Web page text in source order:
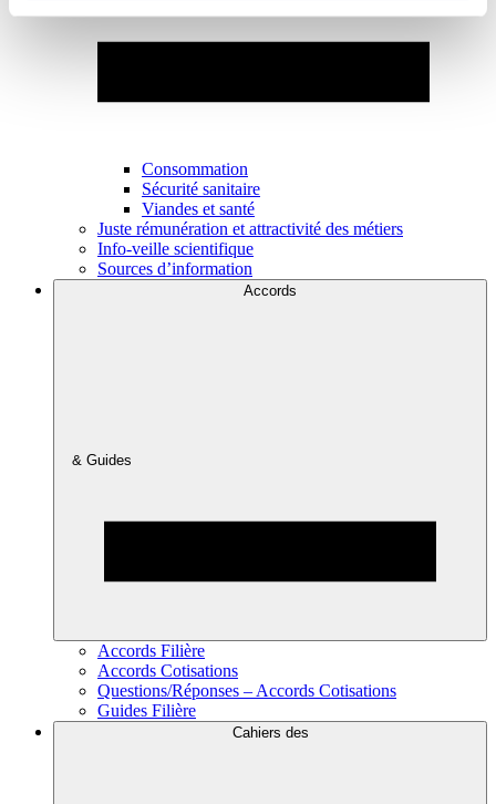
Consommation
Sécurité sanitaire
Viandes et santé
Juste rémunération et attractivité des métiers
Info-veille scientifique
Sources d’information
Accords
& Guides
Accords Filière
Accords Cotisations
Questions/Réponses – Accords Cotisations
Guides Filière
Cahiers des